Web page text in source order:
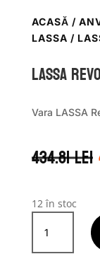
ACASĂ /
LASSA /
LASSA
Vara LASSA
434.81lei
12 în stoc
Cantitate
LASSA